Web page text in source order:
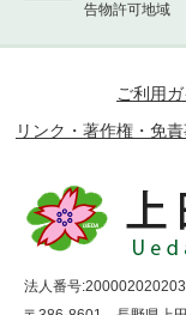
告物許可地域
ご利用
リンク・著作権・免
法人番号